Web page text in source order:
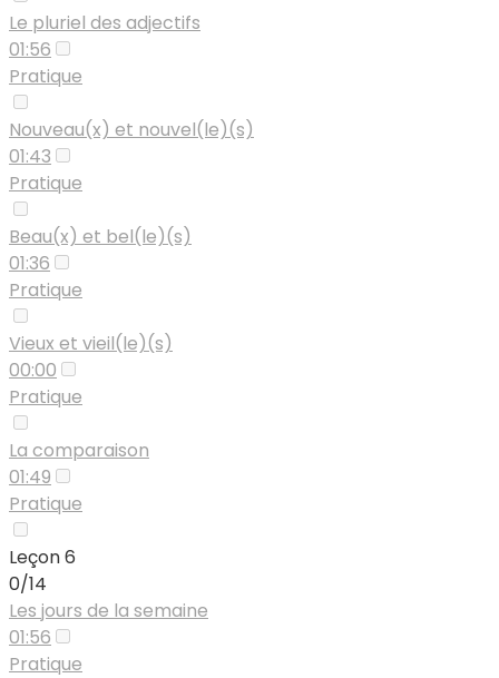
Le pluriel des adjectifs
01:56
Pratique
Nouveau(x) et nouvel(le)(s)
01:43
Pratique
Beau(x) et bel(le)(s)
01:36
Pratique
Vieux et vieil(le)(s)
00:00
Pratique
La comparaison
01:49
Pratique
Leçon 6
0/14
Les jours de la semaine
01:56
Pratique